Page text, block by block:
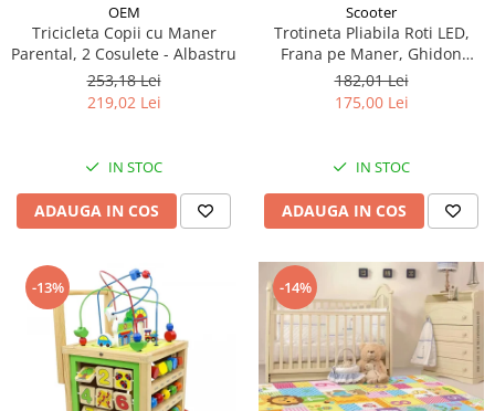
OEM
Tricicleta Copii cu Maner
Parental, 2 Cosulete - Albastru
253,18 Lei
219,02 Lei
IN STOC
ADAUGA IN COS
Scooter
Trotineta Pliabila Roti LED,
Frana pe Maner, Ghidon
Reglabil - Roz
182,01 Lei
175,00 Lei
IN STOC
ADAUGA IN COS
-13% -14%